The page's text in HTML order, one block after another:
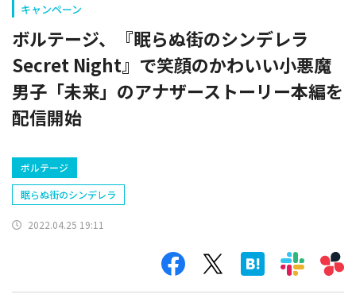
キャンペーン
ボルテージ、『眠らぬ街のシンデレラ
Secret Night』で笑顔のかわいい小悪魔
男子「未来」のアナザーストーリー本編を
配信開始
ボルテージ
眠らぬ街のシンデレラ
2022.04.25 19:11